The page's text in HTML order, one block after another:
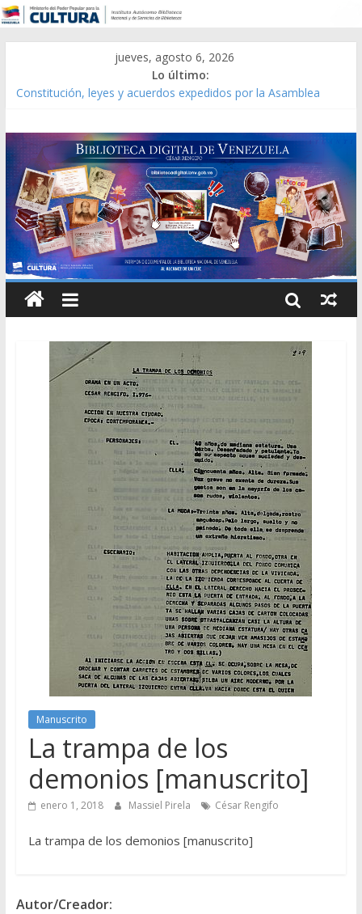
jueves, agosto 6, 2026
Lo último:
Constitución, leyes y acuerdos expedidos por la Asamblea
Modesta Bor Sánchez [material gráfico]
Gaceta Oficial de la República de Venezuela año CXXXIII Mes V,
Caracas 09 de marzo de 2006 N° 38.394
Catálogo temático de obras de Modesta Bor
Manuscrito
La trampa de los
demonios [manuscrito]
enero 1, 2018 Massiel Pirela César Rengifo
La trampa de los demonios [manuscrito]
Autor/Creador: